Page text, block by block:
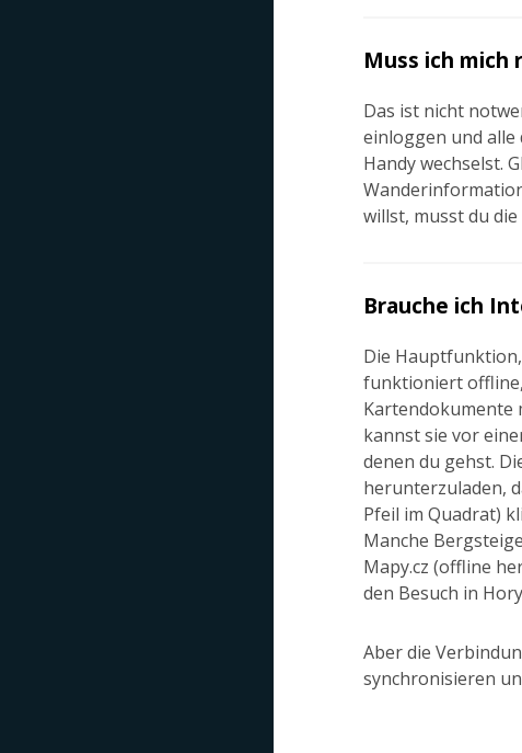
Muss ich mich
Das ist nicht
einloggen und alle
Handy wechselst.
willst, musst du die
Brauche ich
Die
funktioniert
Kartendokumente
kannst sie vor
denen du gehst.
herunterzuladen,
Pfeil im Quadrat)
Manche
Mapy.cz (offline
den Besuch in
Aber die
synchronisieren